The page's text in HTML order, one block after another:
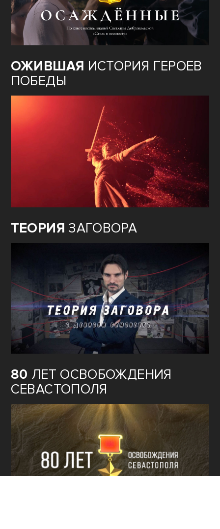
ОЖИВШАЯ ИСТОРИЯ ГЕРОЕВ
ПОБЕДЫ
ТЕОРИЯ ЗАГОВОРА
80 ЛЕТ ОСВОБОЖДЕНИЯ
СЕВАСТОПОЛЯ